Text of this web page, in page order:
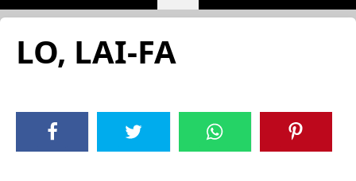
LO, LAI-FA